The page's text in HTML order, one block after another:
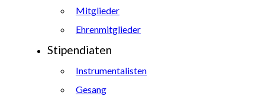
Mitglieder
Ehrenmitglieder
Stipendiaten
Instrumentalisten
Gesang